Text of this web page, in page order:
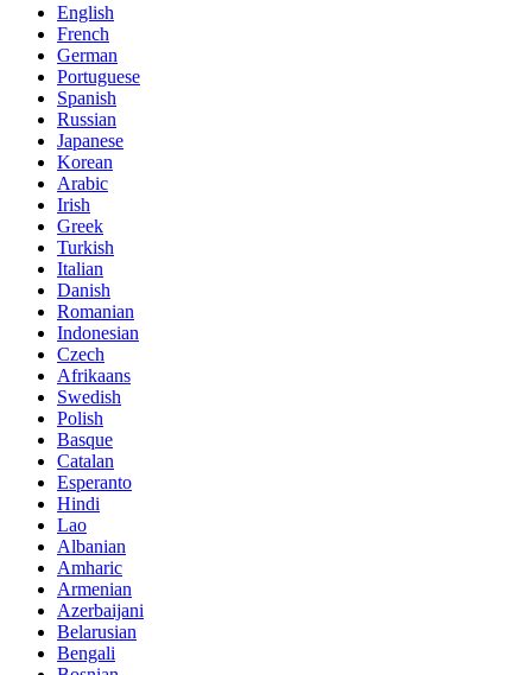
English
French
German
Portuguese
Spanish
Russian
Japanese
Korean
Arabic
Irish
Greek
Turkish
Italian
Danish
Romanian
Indonesian
Czech
Afrikaans
Swedish
Polish
Basque
Catalan
Esperanto
Hindi
Lao
Albanian
Amharic
Armenian
Azerbaijani
Belarusian
Bengali